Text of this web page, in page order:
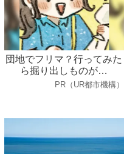
団地でフリマ？行ってみた
ら掘り出しものが…
PR（UR都市機構）